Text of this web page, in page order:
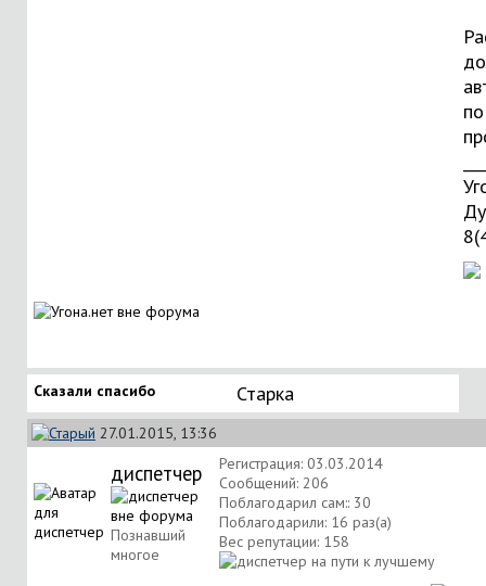
Сказали спасибо Старка
27.01.2015, 13:36
диспетчер
Познавший
многое
Регистрация: 03.03.2014
Сообщений: 206
Поблагодарил сам:: 30
Поблагодарили: 16 раз(а)
Вес репутации: 158